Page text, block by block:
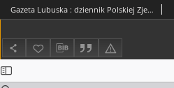
Gazeta Lubuska : dziennik Polskiej Zjednoczonej Partii Robotniczej : Zielona Góra - Gorzów R. XXXIV Nr 198 (26 sierpnia 1986). - Wyd. 1